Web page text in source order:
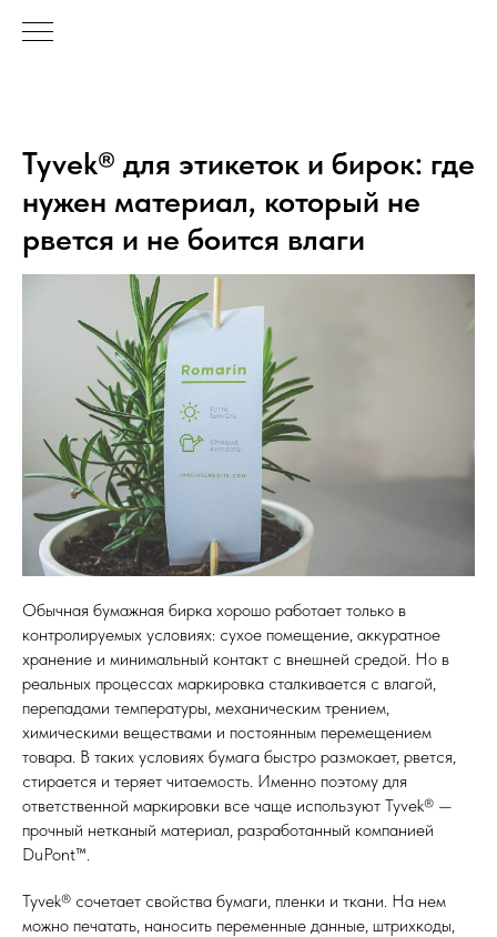
Tyvek® для этикеток и бирок: где
нужен материал, который не
рвется и не боится влаги
Обычная бумажная бирка хорошо работает только в
контролируемых условиях: сухое помещение, аккуратное
хранение и минимальный контакт с внешней средой. Но в
реальных процессах маркировка сталкивается с влагой,
перепадами температуры, механическим трением,
химическими веществами и постоянным перемещением
товара. В таких условиях бумага быстро размокает, рвется,
стирается и теряет читаемость. Именно поэтому для
ответственной маркировки все чаще используют Tyvek® —
прочный нетканый материал, разработанный компанией
DuPont™.
Tyvek® сочетает свойства бумаги, пленки и ткани. На нем
можно печатать, наносить переменные данные, штрихкоды,